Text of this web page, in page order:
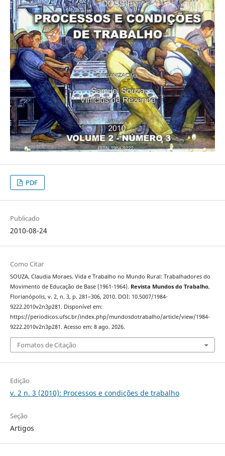
PDF
Publicado
2010-08-24
Como Citar
SOUZA, Claudia Moraes. Vida e Trabalho no Mundo Rural: Trabalhadores do
Movimento de Educação de Base (1961-1964). Revista Mundos do Trabalho,
Florianópolis, v. 2, n. 3, p. 281–306, 2010. DOI: 10.5007/1984-
9222.2010v2n3p281. Disponível em:
https://periodicos.ufsc.br/index.php/mundosdotrabalho/article/view/1984-
9222.2010v2n3p281. Acesso em: 8 ago. 2026.
Fomatos de Citação
Edição
v. 2 n. 3 (2010): Processos e condições de trabalho
Seção
Artigos